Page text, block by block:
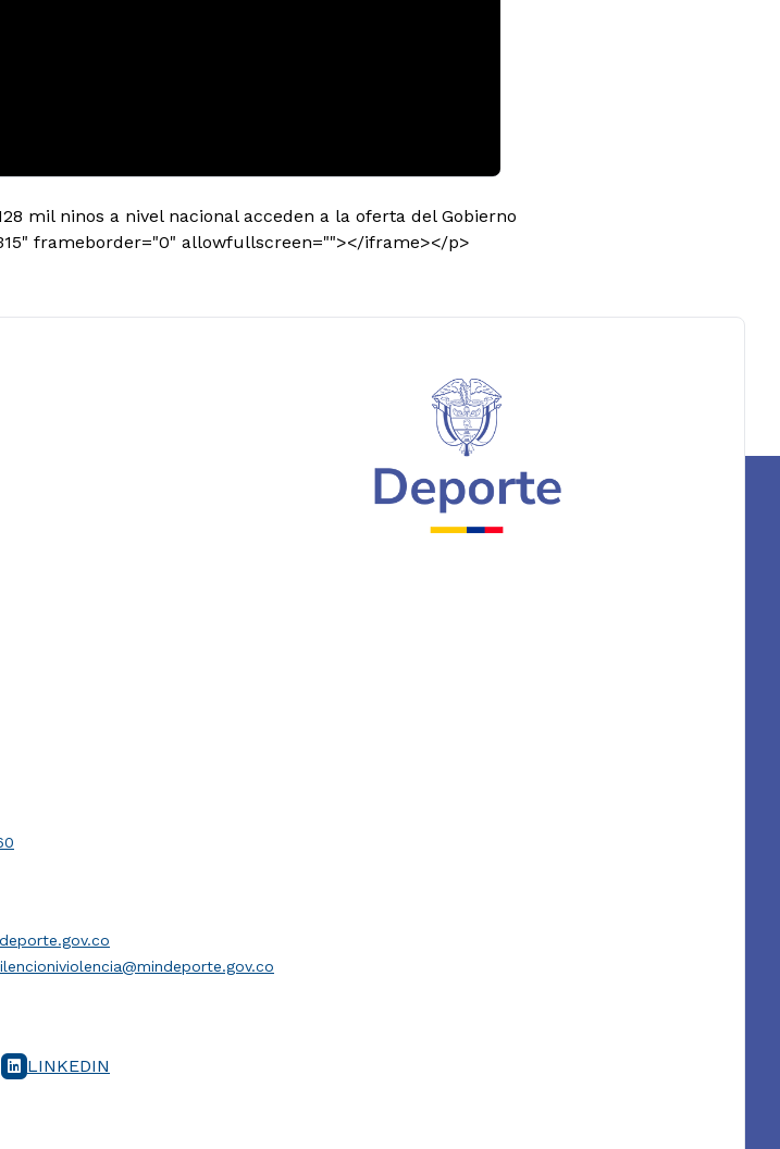
mil ninos a nivel nacional acceden a la oferta del Gobierno
frameborder="0" allowfullscreen=""></iframe></p>
LINKEDIN